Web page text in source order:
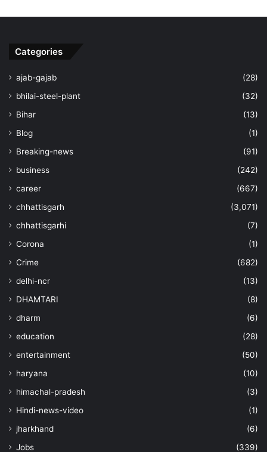
Categories
ajab-gajab
(28)
bhilai-steel-plant
(32)
Bihar
(13)
Blog
(1)
Breaking-news
(91)
business
(242)
career
(667)
chhattisgarh
(3,071)
chhattisgarhi
(7)
Corona
(1)
Crime
(682)
delhi-ncr
(13)
DHAMTARI
(8)
dharm
(6)
education
(28)
entertainment
(50)
haryana
(10)
himachal-pradesh
(3)
Hindi-news-video
(1)
jharkhand
(6)
Jobs
(339)